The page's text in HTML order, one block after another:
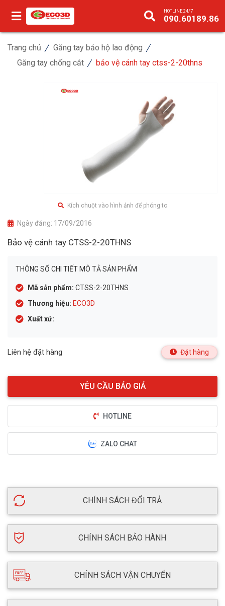
HOTLINE 24/7
090.60189.86
Trang chủ
Găng tay bảo hộ lao động
Găng tay chống cắt
bảo vệ cánh tay ctss-2-20thns
Kích chuột vào hình ảnh để phóng to
Ngày đăng: 17/09/2016
Bảo vệ cánh tay CTSS-2-20THNS
THÔNG SỐ CHI TIẾT MÔ TẢ SẢN PHẨM
Mã sản phẩm: CTSS-2-20THNS
Thương hiệu: ECO3D
Xuất xứ:
Liên hệ đặt hàng Đặt hàng
HOTLINE
ZALO CHAT
CHÍNH SÁCH ĐỔI TRẢ
CHÍNH SÁCH BẢO HÀNH
CHÍNH SÁCH VẬN CHUYỂN